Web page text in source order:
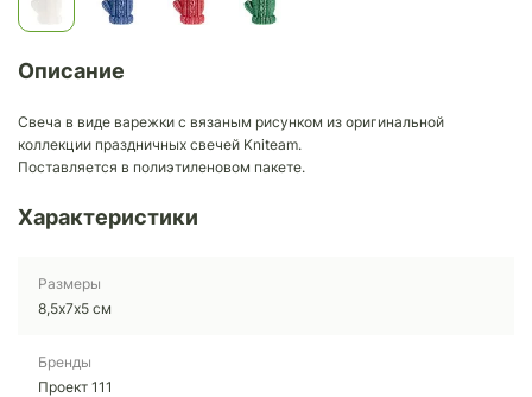
Описание
Свеча в виде варежки с вязаным рисунком из оригинальной
коллекции праздничных свечей Kniteam.
Поставляется в полиэтиленовом пакете.
Характеристики
Размеры
8,5х7х5 см
Бренды
Проект 111